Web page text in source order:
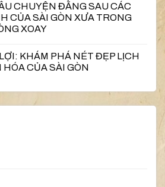
CHUYỆN ĐẰNG SAU CÁC
CỦA SÀI GÒN XƯA TRONG
XOAY
KHÁM PHÁ NÉT ĐẸP LỊCH
HÓA CỦA SÀI GÒN